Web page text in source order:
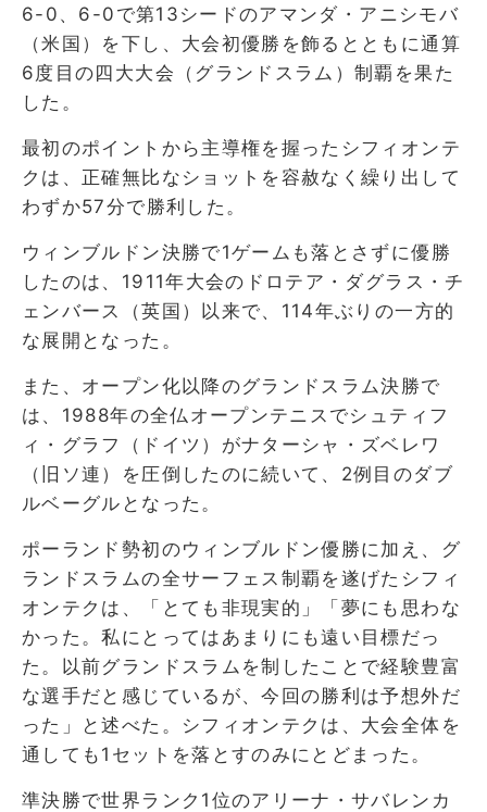
6-0、6-0で第13シードのアマンダ・アニシモバ
（米国）を下し、大会初優勝を飾るとともに通算
6度目の四大大会（グランドスラム）制覇を果た
した。
最初のポイントから主導権を握ったシフィオンテ
クは、正確無比なショットを容赦なく繰り出して
わずか57分で勝利した。
ウィンブルドン決勝で1ゲームも落とさずに優勝
したのは、1911年大会のドロテア・ダグラス・チ
ェンバース（英国）以来で、114年ぶりの一方的
な展開となった。
また、オープン化以降のグランドスラム決勝で
は、1988年の全仏オープンテニスでシュティフ
ィ・グラフ（ドイツ）がナターシャ・ズベレワ
（旧ソ連）を圧倒したのに続いて、2例目のダブ
ルベーグルとなった。
ポーランド勢初のウィンブルドン優勝に加え、グ
ランドスラムの全サーフェス制覇を遂げたシフィ
オンテクは、「とても非現実的」「夢にも思わな
かった。私にとってはあまりにも遠い目標だっ
た。以前グランドスラムを制したことで経験豊富
な選手だと感じているが、今回の勝利は予想外だ
った」と述べた。シフィオンテクは、大会全体を
通しても1セットを落とすのみにとどまった。
準決勝で世界ランク1位のアリーナ・サバレンカ